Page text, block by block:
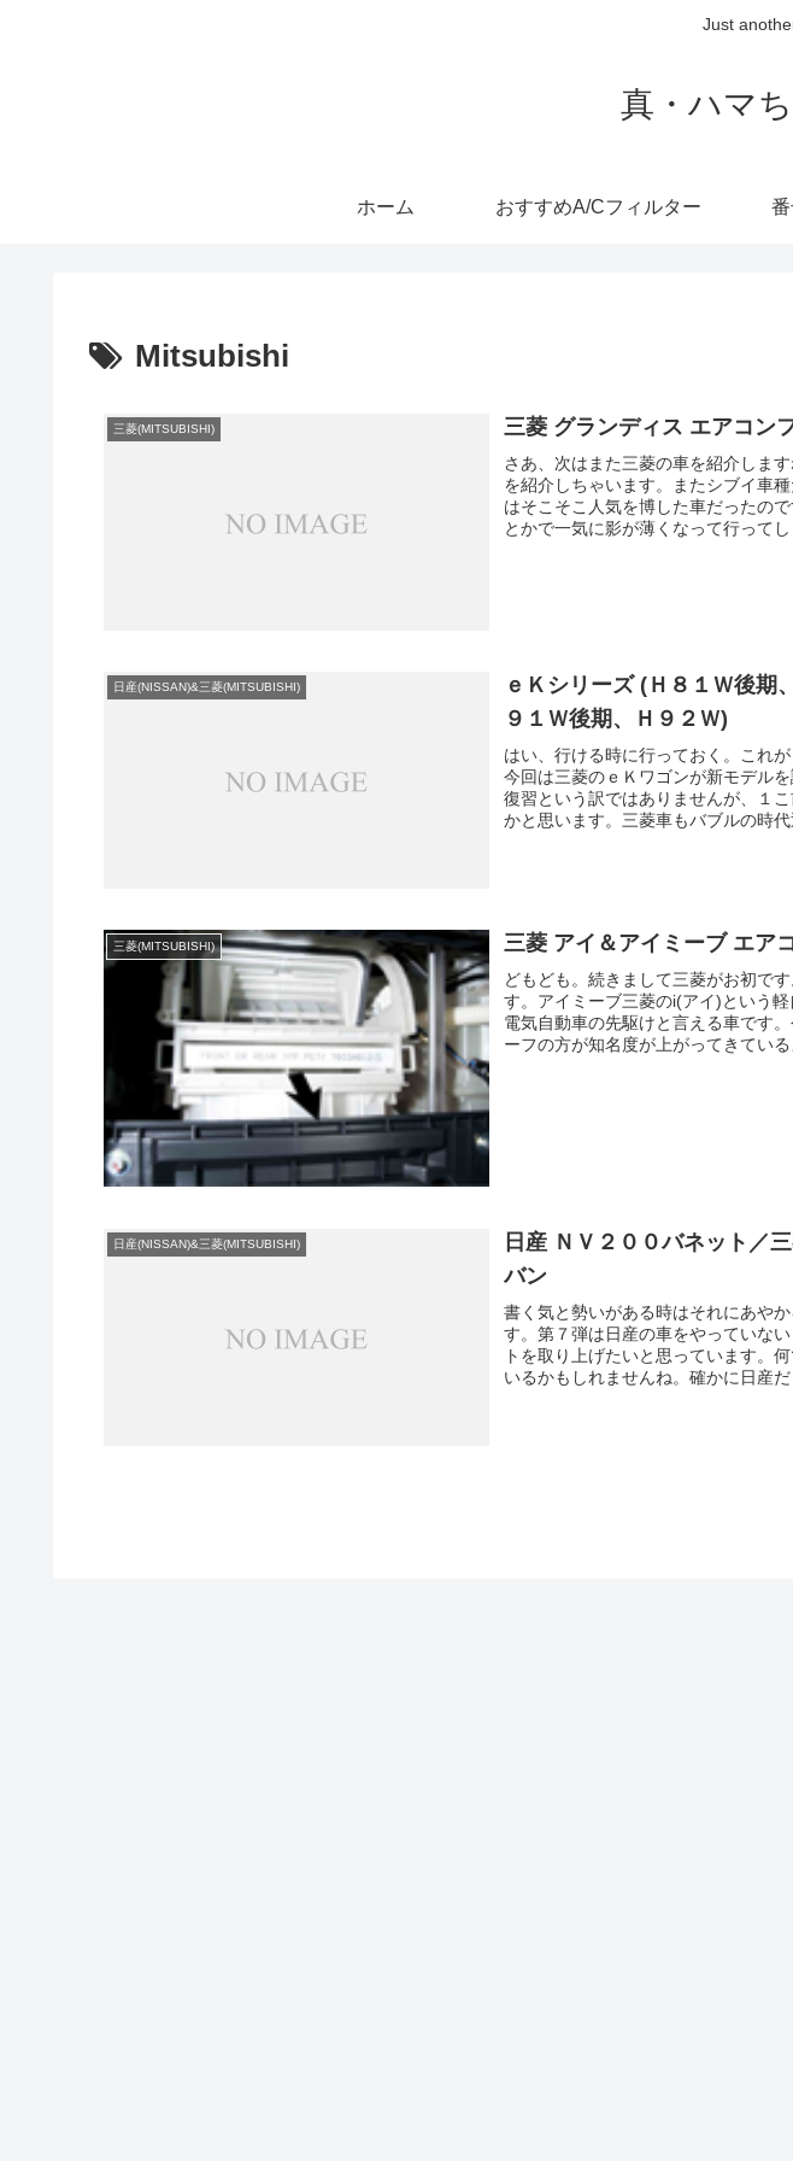
Just
真・ハマ
ホーム おすすめA/Cフィルター
Mitsubishi
三菱(MITSUBISHI) 三菱 グランディス エアコン
さあ、次はまた三菱の車を紹介しま
を紹介しちゃいます。またシブイ車
はそこそこ人気を博した車だったの
とかで一気に影が薄くなって行って
日産(NISSAN)&三菱(MITSUBISHI)
ｅＫシリーズ (Ｈ８１Ｗ後期
９１Ｗ後期、Ｈ９２Ｗ)
はい、行ける時に行っておく。これ
今回は三菱のｅＫワゴンが新モデル
復習という訳ではありませんが、１
かと思います。三菱車もバブルの時代
三菱(MITSUBISHI) 三菱 アイ＆アイミーブ エア
どもども。続きまして三菱がお初で
す。アイミーブ三菱のi(アイ)という軽
電気自動車の先駆けと言える車です
ーフの方が知名度が上がってきてい
日産(NISSAN)&三菱(MITSUBISHI)
日産 ＮＶ２００バネット／
バン
書く気と勢いがある時はそれにあや
す。第７弾は日産の車をやっていな
トを取り上げたいと思っています。
いるかもしれませんね。確かに日産だ